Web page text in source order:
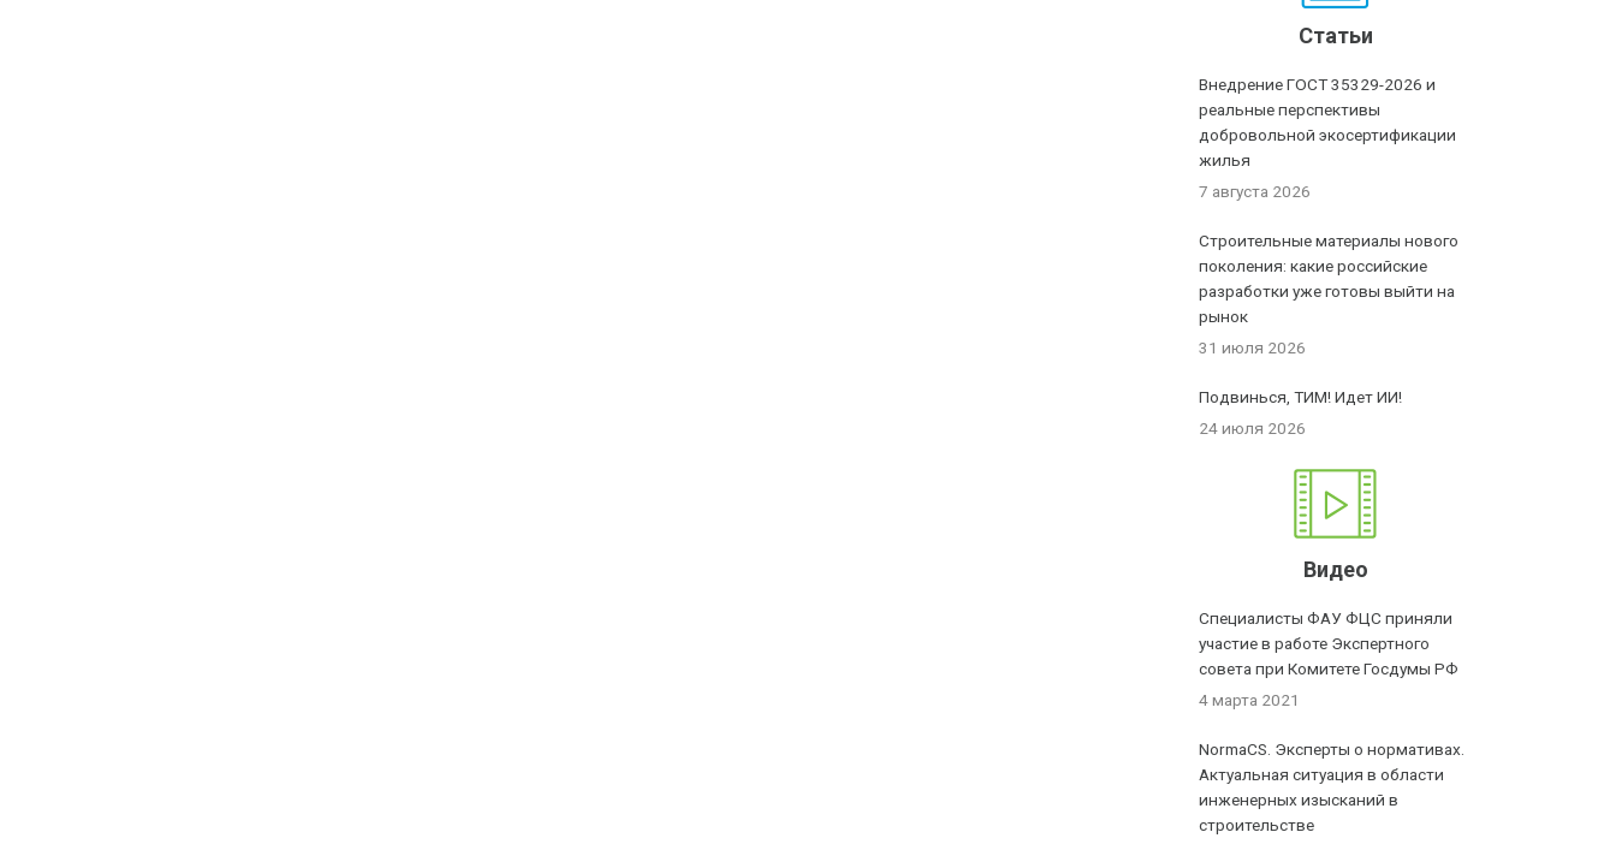
Статьи
Внедрение ГОСТ 35329-2026 и
реальные перспективы
добровольной экосертификации
жилья
7 августа 2026
Строительные материалы нового
поколения: какие российские
разработки уже готовы выйти на
рынок
31 июля 2026
Подвинься, ТИМ! Идет ИИ!
24 июля 2026
Видео
Специалисты ФАУ ФЦС приняли
участие в работе Экспертного
совета при Комитете Госдумы РФ
4 марта 2021
NormaCS. Эксперты о нормативах.
Актуальная ситуация в области
инженерных изысканий в
строительстве